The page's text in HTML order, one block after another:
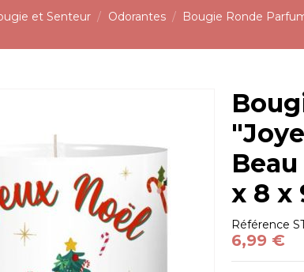
et Senteur Odorantes
Bougie Ronde
x 8 x
Référence
6,99 €